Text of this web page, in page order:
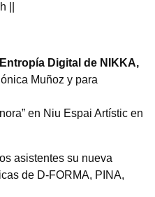
||
Entropía Digital de NIKKA,
Muñoz y para
en Niu Espai Artístic en
asistentes su nueva
de D-FORMA, PINA,